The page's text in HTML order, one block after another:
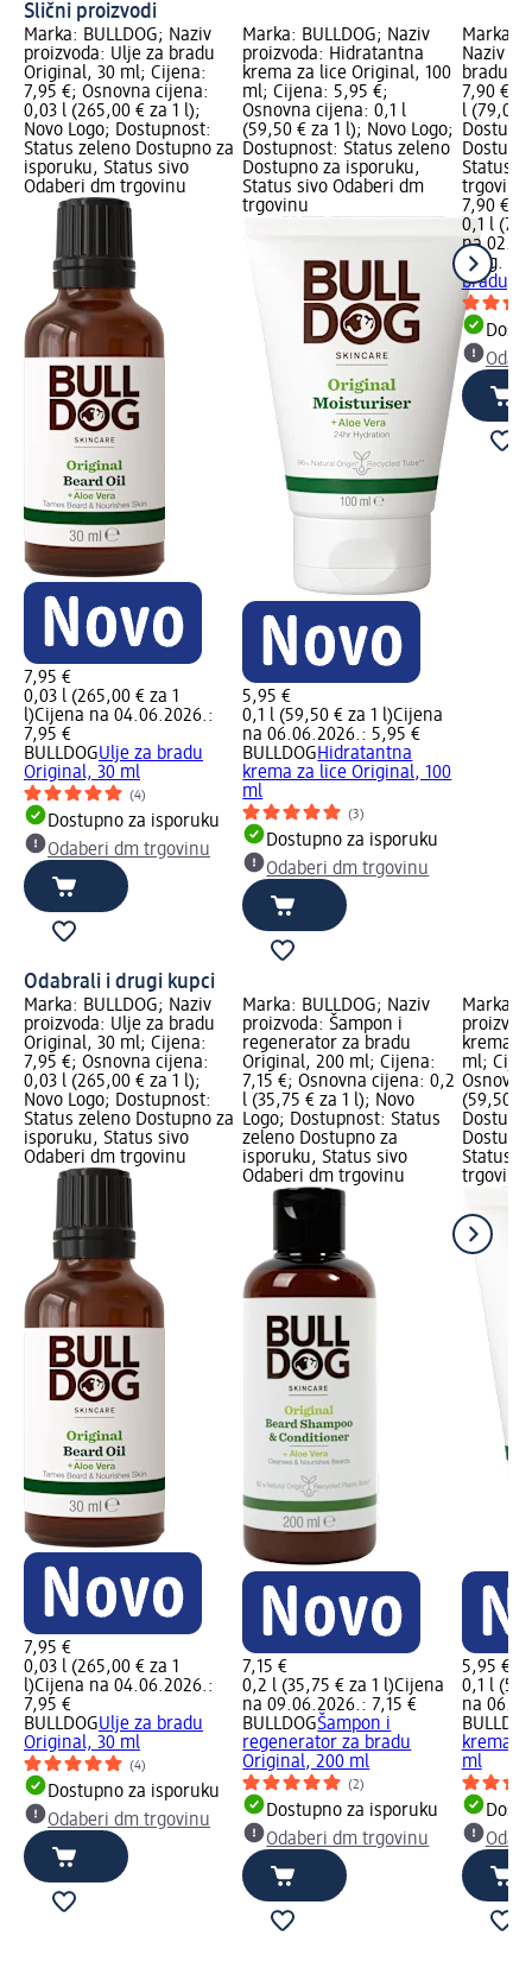
Slični proizvodi
Marka: BULLDOG; Naziv
proizvoda: Ulje za bradu
Original, 30 ml; Cijena:
7,95 €; Osnovna cijena:
0,03 l (265,00 € za 1 l);
Novo Logo; Dostupnost:
Status zeleno Dostupno za
isporuku, Status sivo
Odaberi dm trgovinu
7,95 €
0,03 l (265,00 € za 1
l)Cijena na 04.06.2026.:
7,95 €
BULLDOGUlje za bradu
Original, 30 ml
(4)
Dostupno za isporuku
Odaberi dm trgovinu
Marka: BULLDOG; Naziv
proizvoda: Hidratantna
krema za lice Original, 100
ml; Cijena: 5,95 €;
Osnovna cijena: 0,1 l
(59,50 € za 1 l); Novo Logo;
Dostupnost: Status zeleno
Dostupno za isporuku,
Status sivo Odaberi dm
trgovinu
5,95 €
0,1 l (59,50 € za 1 l)Cijena
na 06.06.2026.: 5,95 €
BULLDOGHidratantna
krema za lice Original, 100
ml
(3)
Dostupno za isporuku
Odaberi dm trgovinu
Marka:
Naziv
bradu,
7,90 €;
l (79,00
Status
trgovinu
7,90 €
0,1 l
na
King.
bradu,
Odabrali i drugi kupci
Marka: BULLDOG; Naziv
proizvoda: Ulje za bradu
Original, 30 ml; Cijena:
7,95 €; Osnovna cijena:
0,03 l (265,00 € za 1 l);
Novo Logo; Dostupnost:
Status zeleno Dostupno za
isporuku, Status sivo
Odaberi dm trgovinu
7,95 €
0,03 l (265,00 € za 1
l)Cijena na 04.06.2026.:
7,95 €
BULLDOGUlje za bradu
Original, 30 ml
(4)
Dostupno za isporuku
Odaberi dm trgovinu
Marka: BULLDOG; Naziv
proizvoda: Šampon i
regenerator za bradu
Original, 200 ml; Cijena:
7,15 €; Osnovna cijena: 0,2
l (35,75 € za 1 l); Novo
Logo; Dostupnost: Status
zeleno Dostupno za
isporuku, Status sivo
Odaberi dm trgovinu
7,15 €
0,2 l (35,75 € za 1 l)Cijena
na 09.06.2026.: 7,15 €
BULLDOGŠampon i
regenerator za bradu
Original, 200 ml
(2)
Dostupno za isporuku
Odaberi dm trgovinu
Marka:
krema
ml;
(59,50 €
Status
trgovinu
5,95 €
0,1 l
na
krema
ml